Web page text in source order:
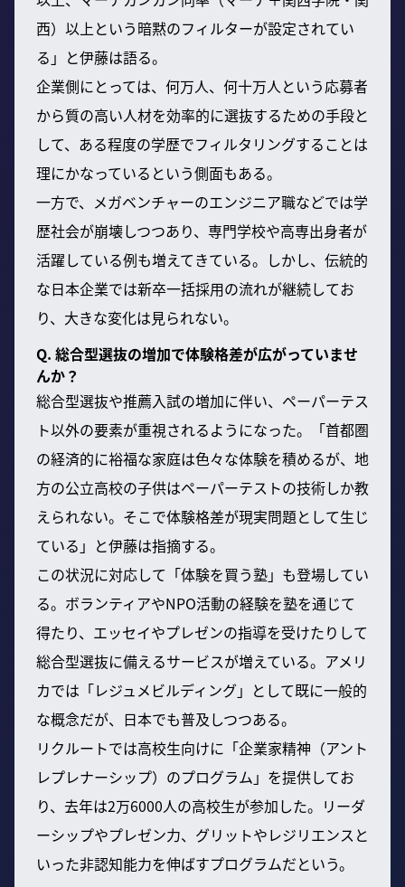
西）以上という暗黙のフィルターが設定されてい
る」と伊藤は語る。
企業側にとっては、何万人、何十万人という応募者
から質の高い人材を効率的に選抜するための手段と
して、ある程度の学歴でフィルタリングすることは
理にかなっているという側面もある。
一方で、メガベンチャーのエンジニア職などでは学
歴社会が崩壊しつつあり、専門学校や高専出身者が
活躍している例も増えてきている。しかし、伝統的
な日本企業では新卒一括採用の流れが継続してお
り、大きな変化は見られない。
Q. 総合型選抜の増加で体験格差が広がっていませ
んか？
総合型選抜や推薦入試の増加に伴い、ペーパーテス
ト以外の要素が重視されるようになった。「首都圏
の経済的に裕福な家庭は色々な体験を積めるが、地
方の公立高校の子供はペーパーテストの技術しか教
えられない。そこで体験格差が現実問題として生じ
ている」と伊藤は指摘する。
この状況に対応して「体験を買う塾」も登場してい
る。ボランティアやNPO活動の経験を塾を通じて
得たり、エッセイやプレゼンの指導を受けたりして
総合型選抜に備えるサービスが増えている。アメリ
カでは「レジュメビルディング」として既に一般的
な概念だが、日本でも普及しつつある。
リクルートでは高校生向けに「企業家精神（アント
レプレナーシップ）のプログラム」を提供してお
り、去年は2万6000人の高校生が参加した。リーダ
ーシップやプレゼン力、グリットやレジリエンスと
いった非認知能力を伸ばすプログラムだという。